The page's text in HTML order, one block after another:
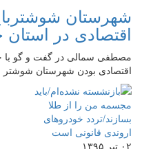
شهرستان
اقتصادی در
مصطفی سمالی در گفت و گو با
اقتصادی بودن شهرستان
۰۲ تیر ۱۳۹۵